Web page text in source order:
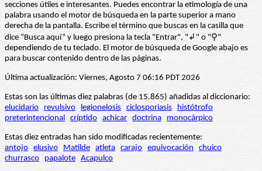
secciones útiles e interesantes. Puedes encontrar la etimología de una
palabra usando el motor de búsqueda en la parte superior a mano
derecha de la pantalla. Escribe el término que buscas en la casilla que
dice “Busca aquí” y luego presiona la tecla "Entrar", "↲" o "⚲"
dependiendo de tu teclado. El motor de búsqueda de Google abajo es
para buscar contenido dentro de las páginas.
Última actualización: Viernes, Agosto 7 06:16 PDT 2026
Estas son las últimas diez palabras (de 15.865) añadidas al diccionario:
elucidario
revulsivo legionelosis ciclosporiasis
histótrofo
preterintencional críptido achicar doctrina monocárpico
Estas diez entradas han sido modificadas recientemente:
antojo elusivo Matilde atleta carajo equivocación
chuico
churrasco
papalote Acapulco